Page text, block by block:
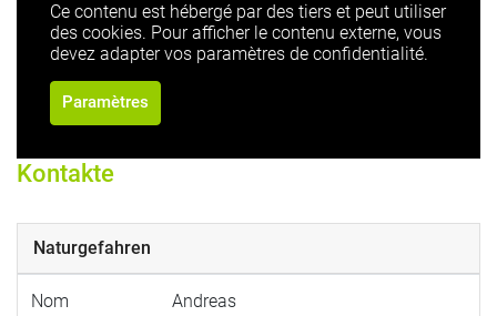
Ce contenu est hébergé par des tiers et peut utiliser
des cookies. Pour afficher le contenu externe, vous
devez adapter vos paramètres de confidentialité.
Paramètres
Kontakte
Naturgefahren
Nom Andreas